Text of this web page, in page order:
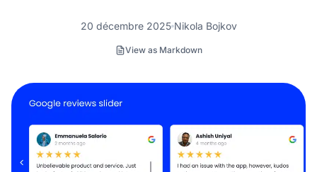
20 décembre 2025 Nikola Bojkov
View as Markdown